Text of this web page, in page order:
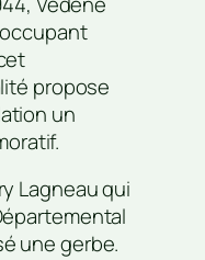
propose
un
Lagneau qui
une gerbe.